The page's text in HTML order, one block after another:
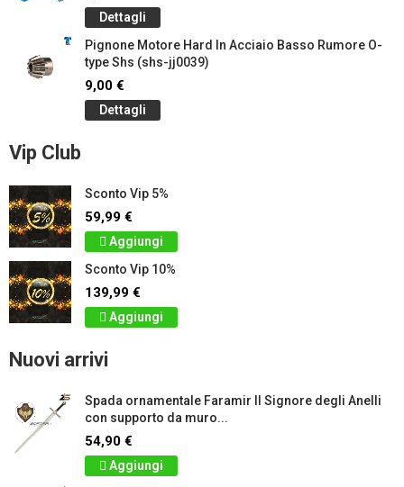
Dettagli
Pignone Motore Hard In Acciaio Basso Rumore O-
type Shs (shs-jj0039)
9,00 €
Dettagli
Vip Club
Sconto Vip 5%
59,99 €
Aggiungi
Sconto Vip 10%
139,99 €
Aggiungi
Nuovi arrivi
Spada ornamentale Faramir Il Signore degli Anelli
con supporto da muro...
54,90 €
Aggiungi